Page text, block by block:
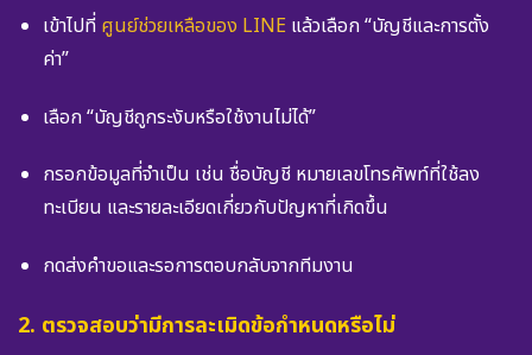
เข้าไปที่ ศูนย์ช่วยเหลือของ LINE แล้วเลือก “บัญชีและการตั้ง
ค่า”
เลือก “บัญชีถูกระงับหรือใช้งานไม่ได้”
กรอกข้อมูลที่จำเป็น เช่น ชื่อบัญชี หมายเลขโทรศัพท์ที่ใช้ลง
ทะเบียน และรายละเอียดเกี่ยวกับปัญหาที่เกิดขึ้น
กดส่งคำขอและรอการตอบกลับจากทีมงาน
2. ตรวจสอบว่ามีการละเมิดข้อกำหนดหรือไม่